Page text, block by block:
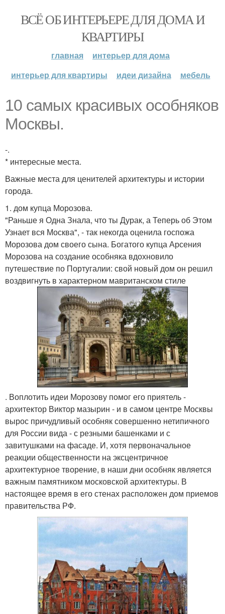
ВСЁ ОБ ИНТЕРЬЕРЕ ДЛЯ ДОМА И
КВАРТИРЫ
главная
интерьер для дома
интерьер для квартиры
идеи дизайна мебель
10 самых красивых особняков
Москвы.
-.
* интересные места.
Важные места для ценителей архитектуры и истории
города.
1. дом купца Морозова.
"Раньше я Одна Знала, что ты Дурак, а Теперь об Этом
Узнает вся Москва", - так некогда оценила госпожа
Морозова дом своего сына. Богатого купца Арсения
Морозова на создание особняка вдохновило
путешествие по Португалии: свой новый дом он решил
воздвигнуть в характерном мавританском стиле
. Воплотить идеи Морозову помог его приятель -
архитектор Виктор мазырин - и в самом центре Москвы
вырос причудливый особняк совершенно нетипичного
для России вида - с резными башенками и с
завитушками на фасаде. И, хотя первоначальное
реакции общественности на эксцентричное
архитектурное творение, в наши дни особняк является
важным памятником московской архитектуры. В
настоящее время в его стенах расположен дом приемов
правительства РФ.